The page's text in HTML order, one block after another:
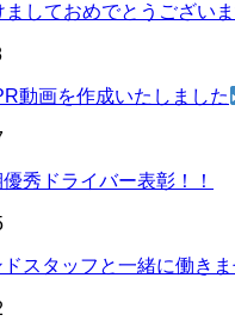
ましておめでとうございま
動画を作成いたしました
秀ドライバー表彰！！
ドスタッフと一緒に働きま